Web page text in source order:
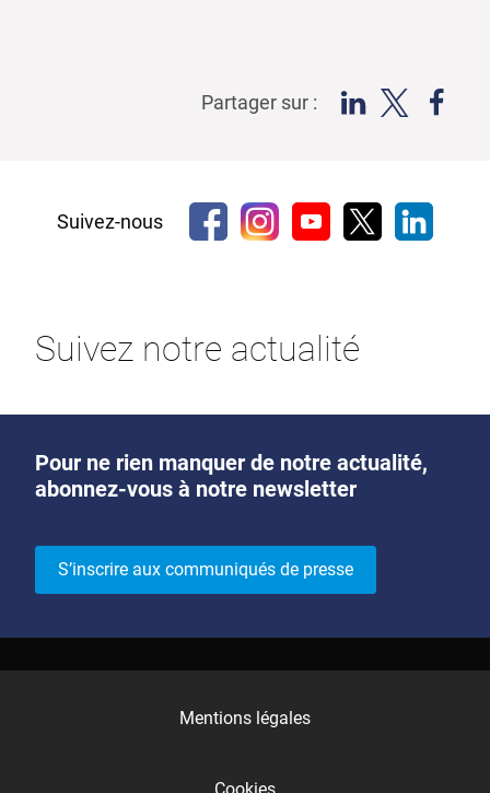
Partager sur :
Suivez-nous
Suivez notre actualité
Pour ne rien manquer de notre actualité,
abonnez-vous à notre newsletter
S’inscrire aux communiqués de presse
Mentions légales